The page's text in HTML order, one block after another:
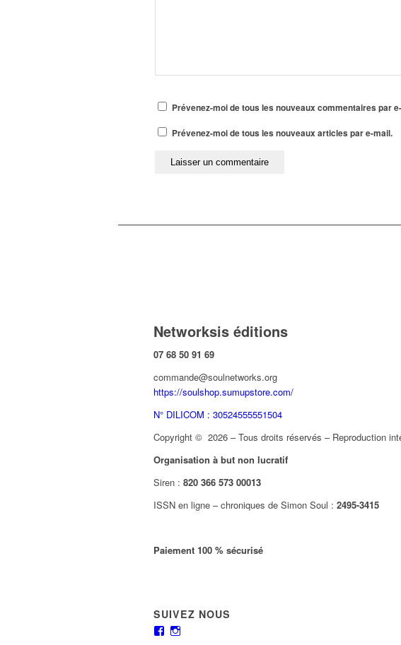
Prévenez-moi de tous les nouveaux commentaires par
Prévenez-moi de tous les nouveaux articles par e-mail.
Networksis éditions
07 68 50 91 69
commande@soulnetworks.org
https://soulshop.sumupstore.com/
N° DILICOM : 30524555551504
Copyright © 2026 – Tous droits réservés – Reproduction
Organisation à but non lucratif
Siren : 820 366 573 00013
ISSN en ligne – chroniques de Simon Soul : 2495-3415
Paiement 100 % sécurisé
SUIVEZ NOUS